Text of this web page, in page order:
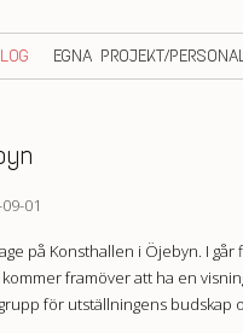
EGNA PROJEKT/
01
på Konsthallen i Öjebyn. I
framöver att ha en
för utställningens budskap